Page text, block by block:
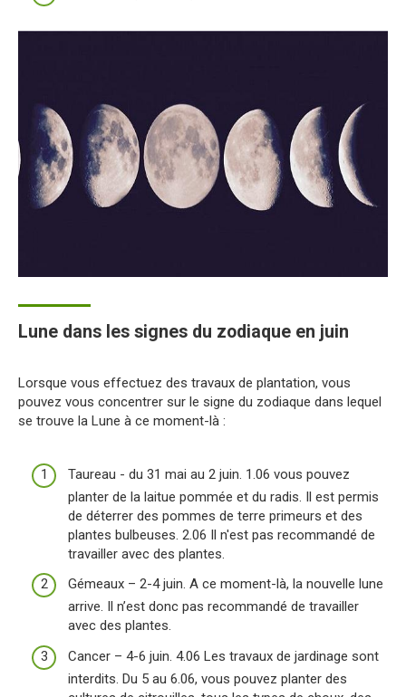
Lune dans les signes du zodiaque en juin
Lorsque vous effectuez des travaux de plantation, vous
pouvez vous concentrer sur le signe du zodiaque dans lequel
se trouve la Lune à ce moment-là :
Taureau - du 31 mai au 2 juin. 1.06 vous pouvez
planter de la laitue pommée et du radis. Il est permis
de déterrer des pommes de terre primeurs et des
plantes bulbeuses. 2.06 Il n'est pas recommandé de
travailler avec des plantes.
Gémeaux – 2-4 juin. A ce moment-là, la nouvelle lune
arrive. Il n’est donc pas recommandé de travailler
avec des plantes.
Cancer – 4-6 juin. 4.06 Les travaux de jardinage sont
interdits. Du 5 au 6.06, vous pouvez planter des